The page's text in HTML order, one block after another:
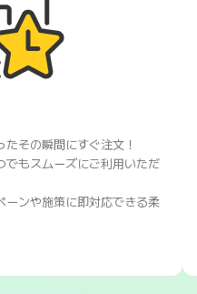
その瞬間にすぐ注文！
でもスムーズにご利用いただ
ーンや施策に即対応できる柔